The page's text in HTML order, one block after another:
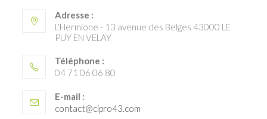
Adresse :
L'Hermione - 13 avenue des Belges 43000 LE
PUY EN VELAY
Téléphone :
04 71 06 06 80
E-mail :
contact@cipro43.com